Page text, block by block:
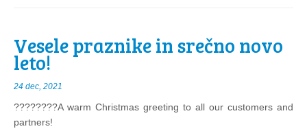
Vesele praznike in srečno novo
leto!
24 dec, 2021
????????A warm Christmas greeting to all our customers and
partners!